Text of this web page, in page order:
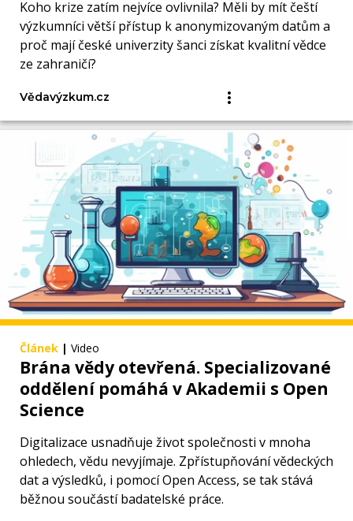
Koho krize zatím nejvíce ovlivnila? Měli by mít čeští
výzkumníci větší přístup k anonymizovaným datům a
proč mají české univerzity šanci získat kvalitní vědce
ze zahraničí?
Vědavýzkum.cz
Článek | Video
Brána vědy otevřená. Specializované
oddělení pomáhá v Akademii s Open
Science
Digitalizace usnadňuje život společnosti v mnoha
ohledech, vědu nevyjímaje. Zpřístupňování vědeckých
dat a výsledků, i pomocí Open Access, se tak stává
běžnou součástí badatelské práce.